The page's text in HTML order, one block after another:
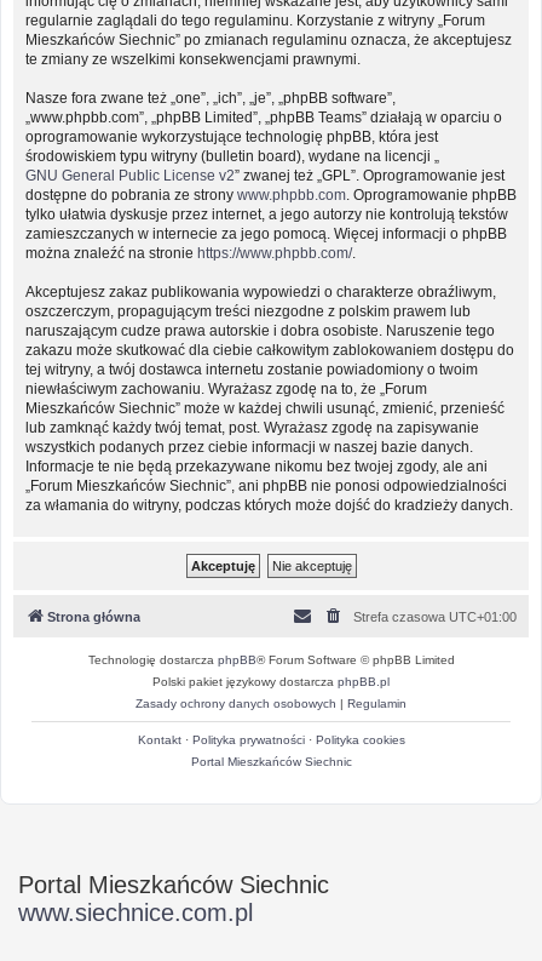
regularnie zaglądali do tego regulaminu. Korzystanie z witryny „Forum
Mieszkańców Siechnic” po zmianach regulaminu oznacza, że akceptujesz
te zmiany ze wszelkimi konsekwencjami prawnymi.
Nasze fora zwane też „one”, „ich”, „je”, „phpBB software”,
„www.phpbb.com”, „phpBB Limited”, „phpBB Teams” działają w oparciu o
oprogramowanie wykorzystujące technologię phpBB, która jest
środowiskiem typu witryny (bulletin board), wydane na licencji „
GNU General Public License v2” zwanej też „GPL”. Oprogramowanie jest
dostępne do pobrania ze strony www.phpbb.com . Oprogramowanie phpBB
tylko ułatwia dyskusje przez internet, a jego autorzy nie kontrolują tekstów
zamieszczanych w internecie za jego pomocą. Więcej informacji o phpBB
można znaleźć na stronie https://www.phpbb.com/.
Akceptujesz zakaz publikowania wypowiedzi o charakterze obraźliwym,
oszczerczym, propagującym treści niezgodne z polskim prawem lub
naruszającym cudze prawa autorskie i dobra osobiste. Naruszenie tego
zakazu może skutkować dla ciebie całkowitym zablokowaniem dostępu do
tej witryny, a twój dostawca internetu zostanie powiadomiony o twoim
niewłaściwym zachowaniu. Wyrażasz zgodę na to, że „Forum
Mieszkańców Siechnic” może w każdej chwili usunąć, zmienić, przenieść
lub zamknąć każdy twój temat, post. Wyrażasz zgodę na zapisywanie
wszystkich podanych przez ciebie informacji w naszej bazie danych.
Informacje te nie będą przekazywane nikomu bez twojej zgody, ale ani
„Forum Mieszkańców Siechnic”, ani phpBB nie ponosi odpowiedzialności
za włamania do witryny, podczas których może dojść do kradzieży danych.
Strona główna Strefa czasowa UTC+01:00
Technologię dostarcza phpBB® Forum Software © phpBB Limited
Polski pakiet językowy dostarcza phpBB.pl
Zasady ochrony danych osobowych | Regulamin
Kontakt· Polityka prywatności· Polityka cookies
Portal Mieszkańców Siechnic
Portal Mieszkańców Siechnic
www.siechnice.com.pl